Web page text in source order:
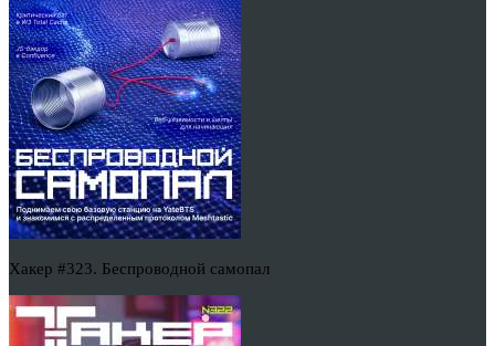
Хакер #323. Беспроводной самопал